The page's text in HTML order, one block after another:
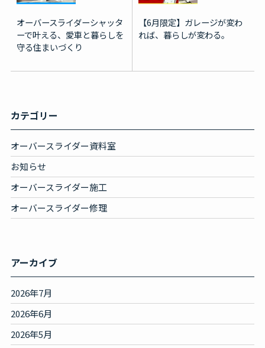
オーバースライダーシャッタ
ーで叶える、愛車と暮らしを
守る住まいづくり
【6月限定】ガレージが変わ
れば、暮らしが変わる。
カテゴリー
オーバースライダー資料室
お知らせ
オーバースライダー施工
オーバースライダー修理
アーカイブ
2026年7月
2026年6月
2026年5月